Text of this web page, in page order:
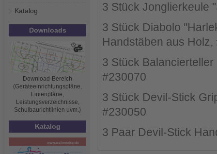
Katalog
Downloads
Download-Bereich
(Geräteeinrichtungspläne,
Linienpläne,
Leistungsverzeichnisse,
Schulbaurichtlinien uvm.)
Katalog
3 Stück Jonglierkeule
3 Stück Diabolo
Handstäben aus Holz,
3 Stück
#230070
3 Stück Devil-Stick
#230050
3 Paar Devil-Stick